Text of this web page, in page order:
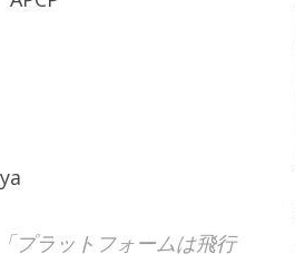
「プラットフォームは飛行